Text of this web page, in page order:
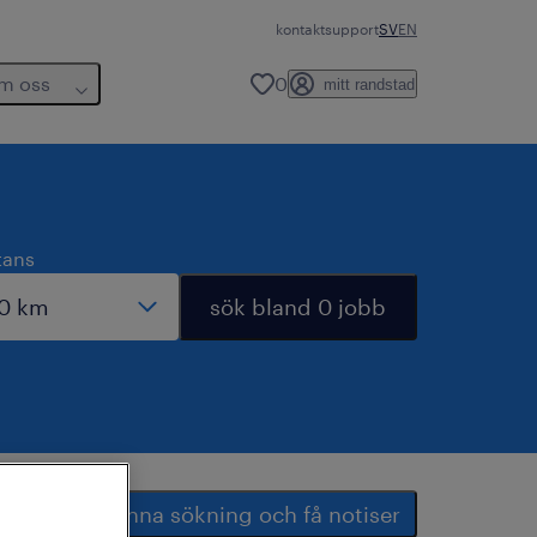
kontaktsupportSVEN
oss 0 mitt randstad
sök bland 0 jobb
spara denna sökning och få notiser